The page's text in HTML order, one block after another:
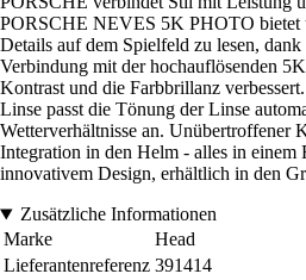
PORSCHE NEVES 5K PHOTO bietet
Details auf dem Spielfeld zu lesen,
Verbindung mit der hochauflösenden
Kontrast und die Farbbrillanz
Linse passt die Tönung der Linse
Wetterverhältnisse an. Unübertroffener
Integration in den Helm - alles in einem
innovativem Design, erhältlich in den
Zusätzliche Informationen
Marke
Head
Lieferantenreferenz 391414